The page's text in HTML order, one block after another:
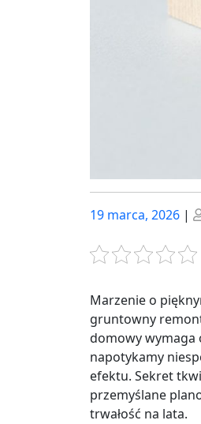
Posted
19 marca, 2026 |
Marzenie o
gruntowny
domowy wymaga
napotykamy
efektu. Sekret
przemyślane
trwałość na lata.